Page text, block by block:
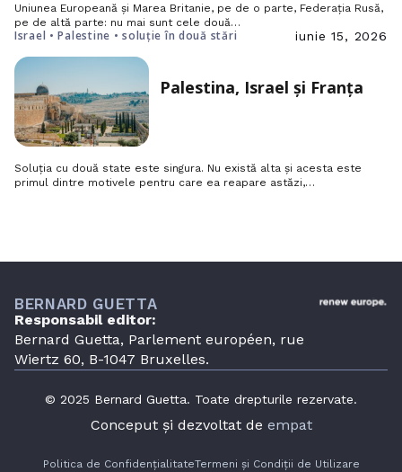
Uniunea Europeană și Marea Britanie, pe de o parte, Federația Rusă,
pe de altă parte: nu mai sunt cele două…
Israel • Palestine • soluție în două stări iunie 15, 2026
Palestina, Israel și Franța
Soluția cu două state este singura. Nu există alta și acesta este
primul dintre motivele pentru care ea reapare astăzi,…
BERNARD GUETTA
Responsabil editor:
Bernard Guetta, Parlement européen, rue
Wiertz 60, B-1047 Bruxelles.
© 2025 Bernard Guetta. Toate drepturile rezervate.
Conceput și dezvoltat de empat
Politica de ConfidențialitateTermeni și Condiții de Utilizare